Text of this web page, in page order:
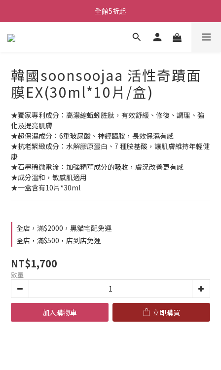
全館5折起
韓國soonsoojaa 活性奇蹟面
膜EX(30ml*10片/盒)
★獨家專利成分：高濃縮蚯蚓胜肽，有效舒緩、修復、調理、強
化及提亮肌膚
★超保濕成分：6重玻尿酸、神經醯胺，長效保濕有感
★抗老緊緻成分：水解膠原蛋白、7 種胺基酸，讓肌膚維持年輕健
康
★石墨稀微電流：加強精華成分的吸收，膚況改善更有感
★成分溫和，敏感肌適用
★一盒含有10片*30ml
全店，滿$2000，黑貓宅配免運
全店，滿$500，店到店免運
NT$1,700
數量
加入購物車 立即購買